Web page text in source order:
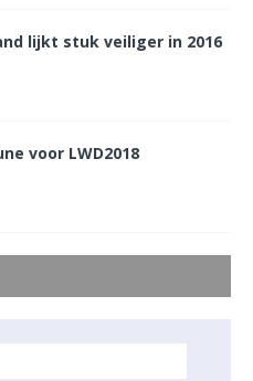
lijkt stuk veiliger in 2016
voor LWD2018